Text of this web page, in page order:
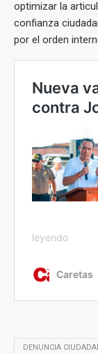
optimizar la
confianza
por el orden
DENUNCIA